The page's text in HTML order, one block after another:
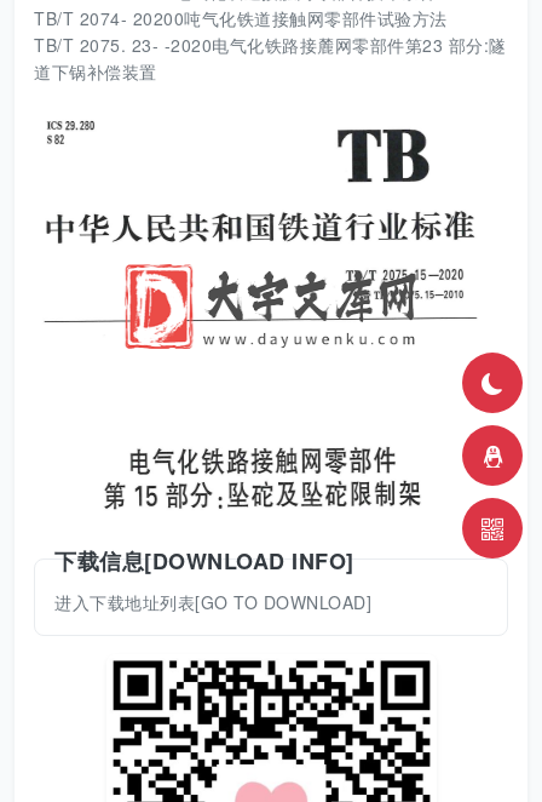
TB/T 2074- 20200吨气化铁道接触网零部件试验方法
TB/T 2075. 23- -2020电气化铁路接麓网零部件第23 部分:隧
道下锅补偿装置
下载信息[DOWNLOAD INFO]
进入下载地址列表[GO TO DOWNLOAD]